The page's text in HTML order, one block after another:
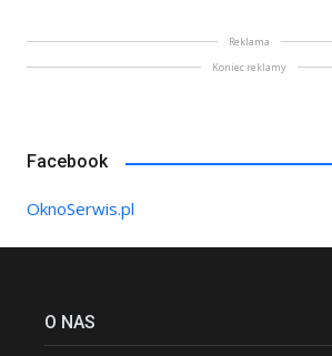
Reklama
Koniec reklamy
Facebook
OknoSerwis.pl
O NAS